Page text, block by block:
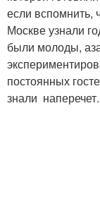
если вспомнить,
Москве узнали
были молоды,
постоянных
знали наперечет.